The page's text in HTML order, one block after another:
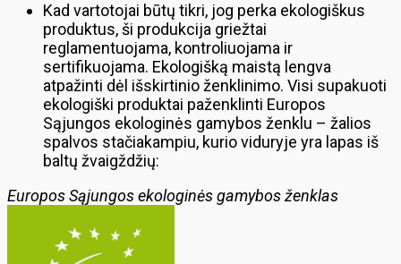
Kad vartotojai būtų tikri, jog perka ekologiškus
produktus, ši produkcija griežtai
reglamentuojama, kontroliuojama ir
sertifikuojama. Ekologišką maistą lengva
atpažinti dėl išskirtinio ženklinimo. Visi supakuoti
ekologiški produktai paženklinti Europos
Sąjungos ekologinės gamybos ženklu – žalios
spalvos stačiakampiu, kurio viduryje yra lapas iš
baltų žvaigždžių:
Europos Sąjungos ekologinės gamybos ženklas